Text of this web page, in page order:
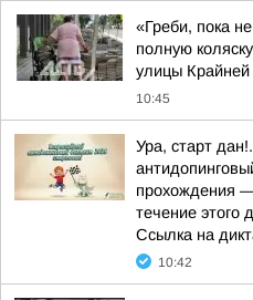
«Греби, пока
полную
улицы Крайней
10:45
Ура, старт
прохождения —
течение этого
Ссылка на
10:42